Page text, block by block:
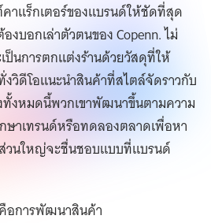
าแร็กเตอร์ของแบรนด์ให้ชัดที่สุด
บอกเล่าตัวตนของ Copenn. ไม่
ป็นการตกแต่งร้านด้วยวัสดุที่ให้
วิดีโอแนะนำสินค้าที่สไตล์จัดราวกับ
ทั้งหมดนี้พวกเขาพัฒนาขึ้นตามความ
ษาเทรนด์หรือทดลองตลาดเพื่อหา
วนใหญ่จะชื่นชอบแบบที่แบรนด์
อการพัฒนาสินค้า